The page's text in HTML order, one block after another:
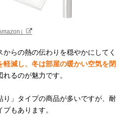
）
らの熱の伝わりを穏やかにしてく
軽減し、冬は部屋の暖かい空気を閉
れるのが魅力です。
り」タイプの商品が多いですが、耐
もあります。